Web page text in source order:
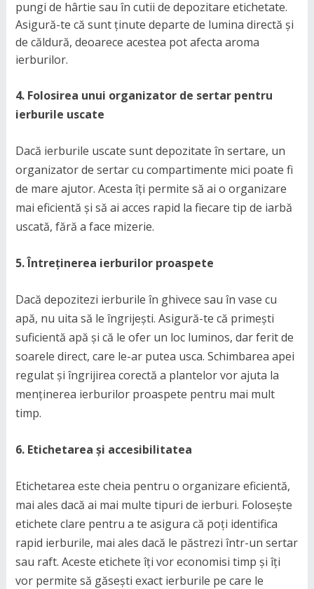
pungi de hârtie sau în cutii de depozitare etichetate.
Asigură-te că sunt ținute departe de lumina directă și
de căldură, deoarece acestea pot afecta aroma
ierburilor.
4. Folosirea unui organizator de sertar pentru
ierburile uscate
Dacă ierburile uscate sunt depozitate în sertare, un
organizator de sertar cu compartimente mici poate fi
de mare ajutor. Acesta îți permite să ai o organizare
mai eficientă și să ai acces rapid la fiecare tip de iarbă
uscată, fără a face mizerie.
5. Întreținerea ierburilor proaspete
Dacă depozitezi ierburile în ghivece sau în vase cu
apă, nu uita să le îngrijești. Asigură-te că primești
suficientă apă și că le ofer un loc luminos, dar ferit de
soarele direct, care le-ar putea usca. Schimbarea apei
regulat și îngrijirea corectă a plantelor vor ajuta la
menținerea ierburilor proaspete pentru mai mult
timp.
6. Etichetarea și accesibilitatea
Etichetarea este cheia pentru o organizare eficientă,
mai ales dacă ai mai multe tipuri de ierburi. Folosește
etichete clare pentru a te asigura că poți identifica
rapid ierburile, mai ales dacă le păstrezi într-un sertar
sau raft. Aceste etichete îți vor economisi timp și îți
vor permite să găsești exact ierburile pe care le